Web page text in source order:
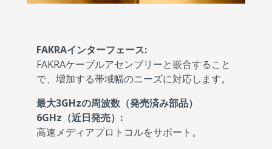
FAKRAインターフェース:
FAKRAケーブルアセンブリーと嵌合すること
で、増加する帯域幅のニーズに対応します。
最大3GHzの周波数（発売済み部品）
6GHz（近日発売）:
高速メディアプロトコルをサポート。